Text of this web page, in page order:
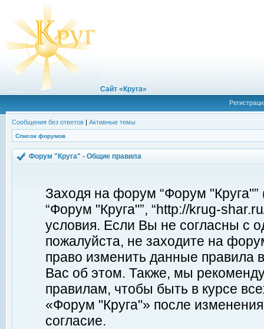
Сайт «Круга»
Сообщения без ответов | Активные темы
Список форумов
Форум "Круга" - Общие правила
Заходя на форум “Форум
“Форум "Круга"”, “http://krug-
условия. Если Вы не согласны с
пожалуйста, не заходите на
право изменить данные правила
Вас об этом. Также, мы
правилам, чтобы быть в курсе
«Форум "Круга"» после
согласие.